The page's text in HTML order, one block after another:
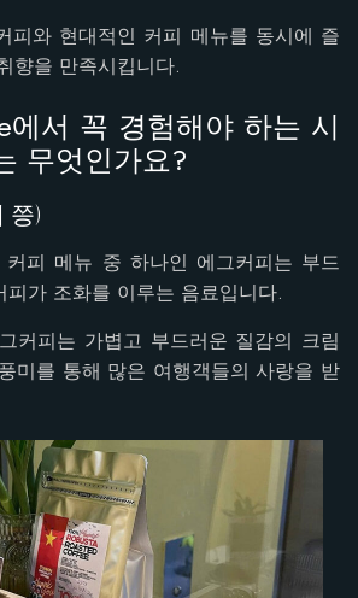
피와 현대적인 커피 메뉴를 동시에 즐
향을 만족시킵니다.
에서 꼭 경험해야 하는 시
무엇인가요?
쯩)
커피 메뉴 중 하나인 에그커피는 부드
가 조화를 이루는 음료입니다.
커피는 가볍고 부드러운 질감의 크림
미를 통해 많은 여행객들의 사랑을 받